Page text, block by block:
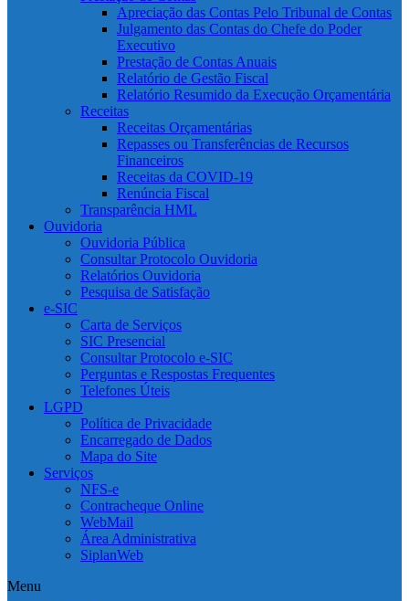
Apreciação das Contas Pelo Tribunal de Contas
Julgamento das Contas do Chefe do Poder
Executivo
Prestação de Contas Anuais
Relatório de Gestão Fiscal
Relatório Resumido da Execução Orçamentária
Receitas
Receitas Orçamentárias
Repasses ou Transferências de Recursos
Financeiros
Receitas da COVID-19
Renúncia Fiscal
Transparência HML
Ouvidoria
Ouvidoria Pública
Consultar Protocolo Ouvidoria
Relatórios Ouvidoria
Pesquisa de Satisfação
e-SIC
Carta de Serviços
SIC Presencial
Consultar Protocolo e-SIC
Perguntas e Respostas Frequentes
Telefones Úteis
LGPD
Política de Privacidade
Encarregado de Dados
Mapa do Site
Serviços
NFS-e
Contracheque Online
WebMail
Área Administrativa
SiplanWeb
Menu